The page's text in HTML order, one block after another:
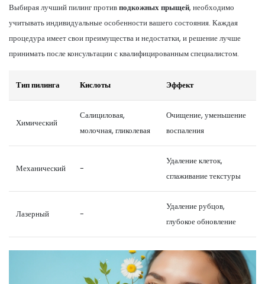
Выбирая лучший пилинг противподкожных прыщей, необходимо
учитывать индивидуальные особенности вашего состояния. Каждая
процедура имеет свои преимущества и недостатки, и решение лучше
принимать после консультации с квалифицированным специалистом.
Тип пилинга Кислоты Эффект
Химический
Салициловая,
молочная, гликолевая
Очищение, уменьшение
воспаления
Механический -
Удаление клеток,
сглаживание текстуры
Лазерный -
Удаление рубцов,
глубокое обновление